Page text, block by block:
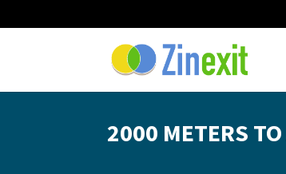
2000 METERS